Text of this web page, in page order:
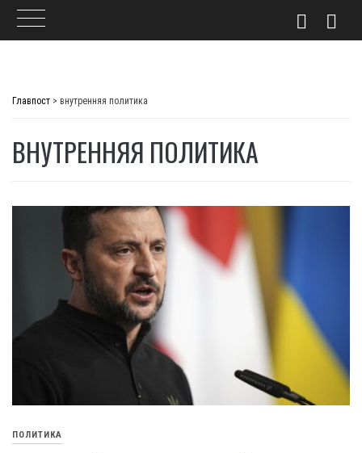
Главпост > внутренняя политика
ВНУТРЕННЯЯ ПОЛИТИКА
ПОЛИТИКА